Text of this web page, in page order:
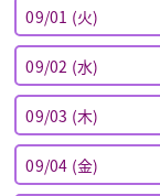
09/01 (火)
09/02 (水)
09/03 (木)
09/04 (金)